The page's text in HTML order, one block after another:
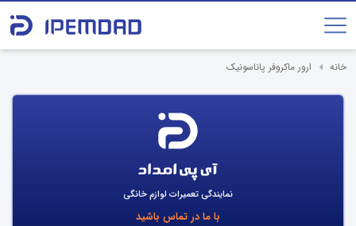
خانه ارور ماکروفر پاناسونیک
نمایندگی تعمیرات لوازم خانگی
با ما در تماس باشید